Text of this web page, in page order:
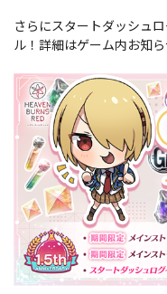
さらにスタートダッシュ
ル！詳細はゲーム内お知ら